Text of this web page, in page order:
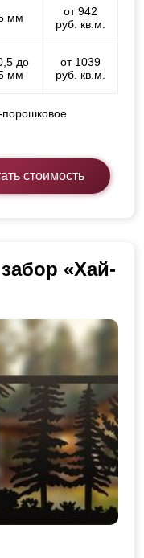
мм
от 942
руб. кв.м.
до
мм
от 1039
руб. кв.м.
стоимость
«Хай-